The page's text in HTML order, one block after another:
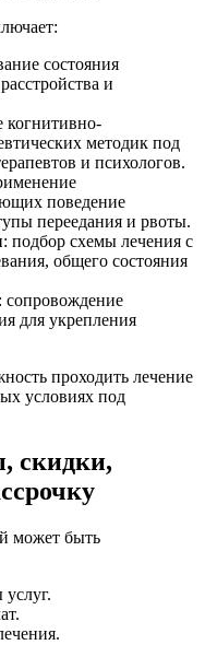
состояния
и
когнитивно-
методик под
и психологов.
поведение
переедания и рвоты.
: подбор схемы лечения с
общего состояния
: сопровождение
для укрепления
проходить лечение
условиях под
скидки,
может быть